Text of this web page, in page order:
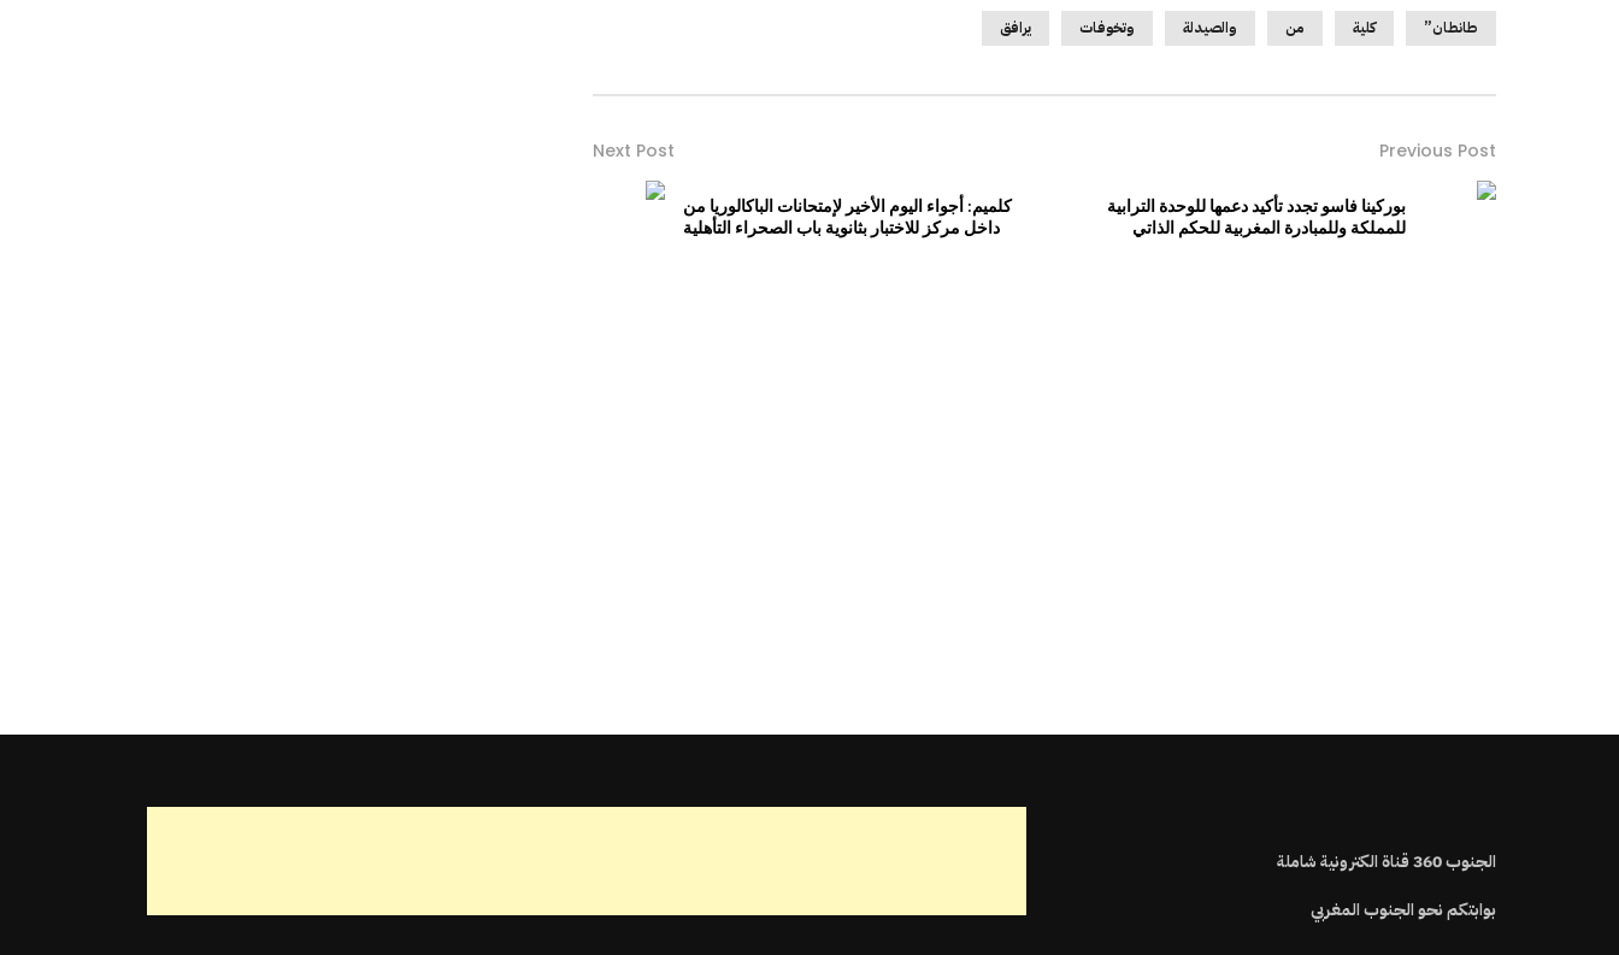
طانطان” كلية من والصيدلة وتخوفات يرافق
Previous Post
بوركينا فاسو تجدد تأكيد دعمها للوحدة الترابية
للمملكة وللمبادرة المغربية للحكم الذاتي
Next Post
كلميم: أجواء اليوم الأخير لإمتحانات الباكالوريا من
داخل مركز للاختبار بثانوية باب الصحراء التأهلية
الجنوب360قناة الكترونية شاملة
بوابتكم نحو الجنوب المغربي